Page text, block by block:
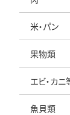
米・パン
果物類
エビ・カニ
魚貝類